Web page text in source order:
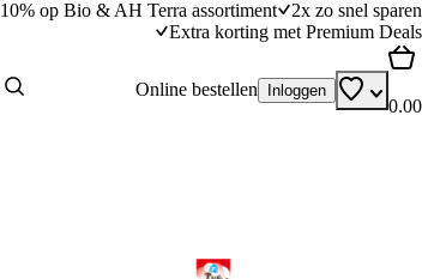
10% op Bio & AH Terra assortiment
2x zo snel sparen
Extra korting met Premium Deals
Online bestellen Inloggen
0.00